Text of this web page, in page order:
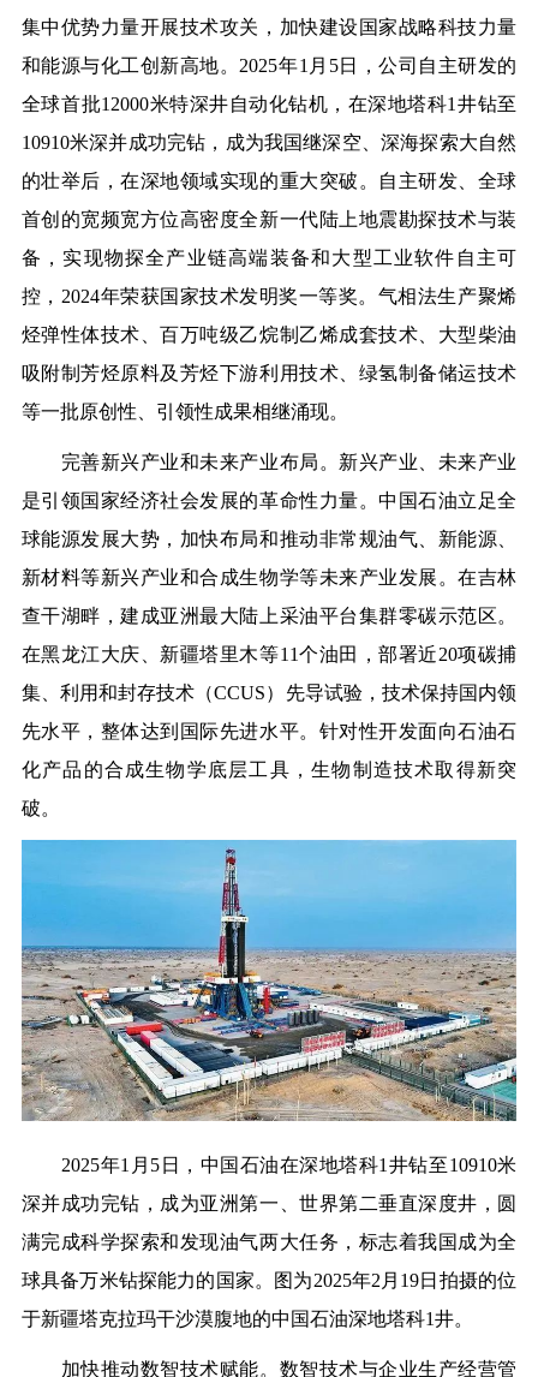
集中优势力量开展技术攻关，加快建设国家战略科技力量
和能源与化工创新高地。2025年1月5日，公司自主研发的
全球首批12000米特深井自动化钻机，在深地塔科1井钻至
10910米深并成功完钻，成为我国继深空、深海探索大自然
的壮举后，在深地领域实现的重大突破。自主研发、全球
首创的宽频宽方位高密度全新一代陆上地震勘探技术与装
备，实现物探全产业链高端装备和大型工业软件自主可
控，2024年荣获国家技术发明奖一等奖。气相法生产聚烯
烃弹性体技术、百万吨级乙烷制乙烯成套技术、大型柴油
吸附制芳烃原料及芳烃下游利用技术、绿氢制备储运技术
等一批原创性、引领性成果相继涌现。
完善新兴产业和未来产业布局。 新兴产业、未来产业
是引领国家经济社会发展的革命性力量。中国石油立足全
球能源发展大势，加快布局和推动非常规油气、新能源、
新材料等新兴产业和合成生物学等未来产业发展。在吉林
查干湖畔，建成亚洲最大陆上采油平台集群零碳示范区。
在黑龙江大庆、新疆塔里木等11个油田，部署近20项碳捕
集、利用和封存技术（CCUS）先导试验，技术保持国内领
先水平，整体达到国际先进水平。针对性开发面向石油石
化产品的合成生物学底层工具，生物制造技术取得新突
破。
2025年1月5日，中国石油在深地塔科1井钻至10910米
深并成功完钻，成为亚洲第一、世界第二垂直深度井，圆
满完成科学探索和发现油气两大任务，标志着我国成为全
球具备万米钻探能力的国家。图为2025年2月19日拍摄的位
于新疆塔克拉玛干沙漠腹地的中国石油深地塔科1井。
加快推动数智技术赋能。 数智技术与企业生产经营管